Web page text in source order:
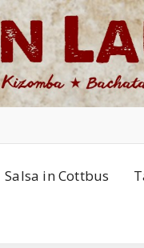
Salsa in Cottbus